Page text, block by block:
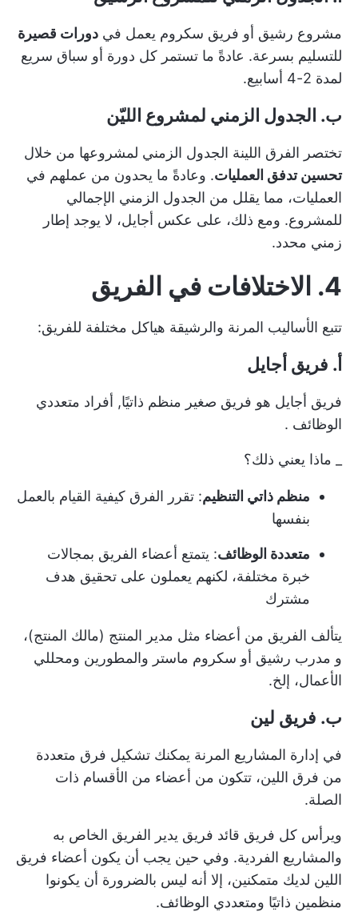
مشروع رشيق أو فريق سكروم يعمل في دورات قصيرة
للتسليم بسرعة. عادةً ما تستمر كل دورة أو سباق سريع
لمدة 2-4 أسابيع.
ب. الجدول الزمني لمشروع الليّن
تختصر الفرق اللينة الجدول الزمني لمشروعها من خلال
تحسين تدفق العمليات. وعادةً ما يحدون من عملهم في
العمليات، مما يقلل من الجدول الزمني الإجمالي
للمشروع. ومع ذلك، على عكس أجايل، لا يوجد إطار
زمني محدد.
4. الاختلافات في الفريق
تتبع الأساليب المرنة والرشيقة هياكل مختلفة للفريق:
أ. فريق أجايل
فريق أجايل هو فريق صغير منظم ذاتيًا, أفراد متعددي
الوظائف .
_ ماذا يعني ذلك؟
منظم ذاتي التنظيم: تقرر الفرق كيفية القيام بالعمل
بنفسها
متعددة الوظائف: يتمتع أعضاء الفريق بمجالات
خبرة مختلفة، لكنهم يعملون على تحقيق هدف
مشترك
يتألف الفريق من أعضاء مثل مدير المنتج (مالك المنتج)،
و مدرب رشيق أو سكروم ماستر والمطورين ومحللي
الأعمال، إلخ.
ب. فريق لين
في إدارة المشاريع المرنة يمكنك تشكيل فرق متعددة
من فرق اللين، تتكون من أعضاء من الأقسام ذات
الصلة.
ويرأس كل فريق قائد فريق يدير الفريق الخاص به
والمشاريع الفردية. وفي حين يجب أن يكون أعضاء فريق
اللين لديك متمكنين، إلا أنه ليس بالضرورة أن يكونوا
منظمين ذاتيًا ومتعددي الوظائف.